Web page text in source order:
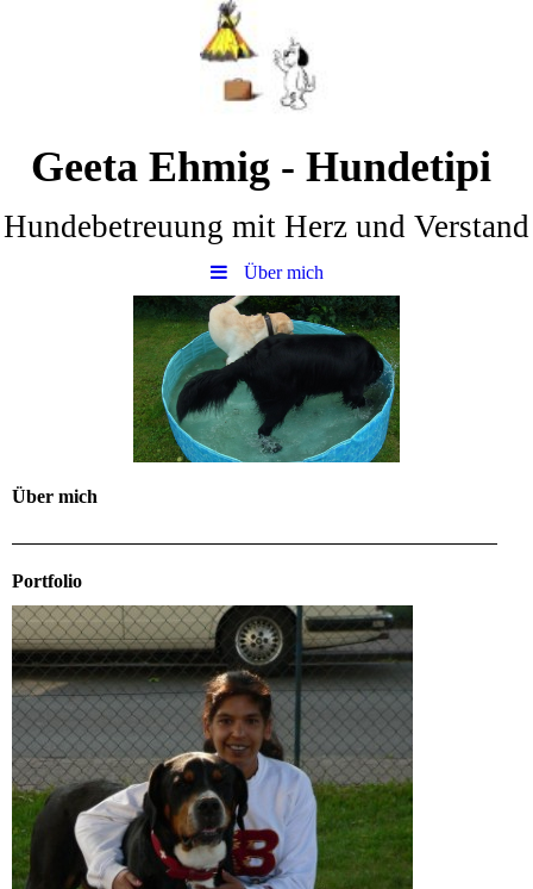
Geeta Ehmig - Hundetipi
Hundebetreuung mit Herz und Verstand
Über mich
Über mich
Portfolio